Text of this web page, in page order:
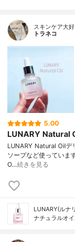
スキンケア大好
トラネコ
5.00
LUNARY Natural
LUNARY Natural Oilデ
ソープなど使っていま
O…続きを見る
LUNARY(ルナ
ナチュラルオ